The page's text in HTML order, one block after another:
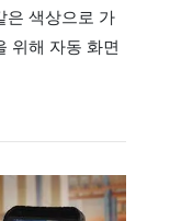
은 색상으로 가
위해 자동 화면